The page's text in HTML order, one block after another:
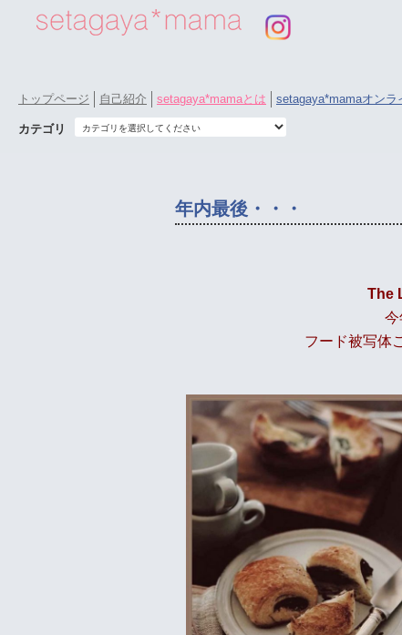
トップページ 自己紹介 setagaya*mamaとは setagaya*mamaオンラ
カテゴリ
年内最後・・・
The
今
フード被写体